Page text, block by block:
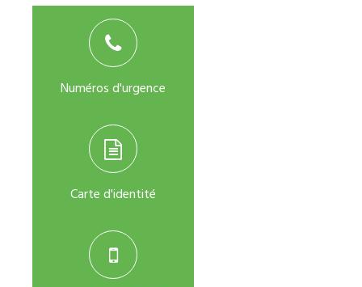
Numéros d'urgence
Carte d'identité